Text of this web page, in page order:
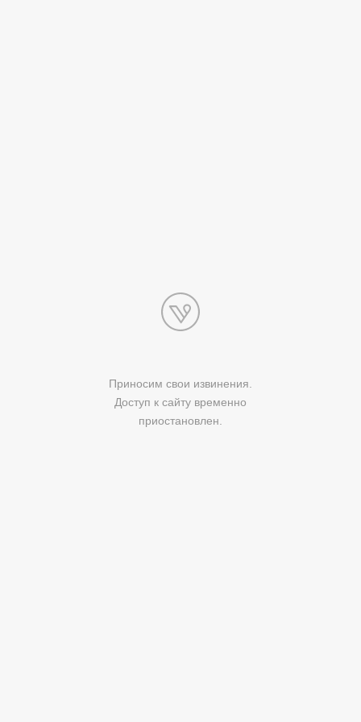
Приносим свои извинения.
Доступ к сайту временно
приостановлен.